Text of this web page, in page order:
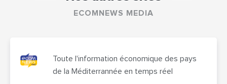
ECOMNEWS MEDIA
Toute l'information économique des pays
de la Méditerrannée en temps réel